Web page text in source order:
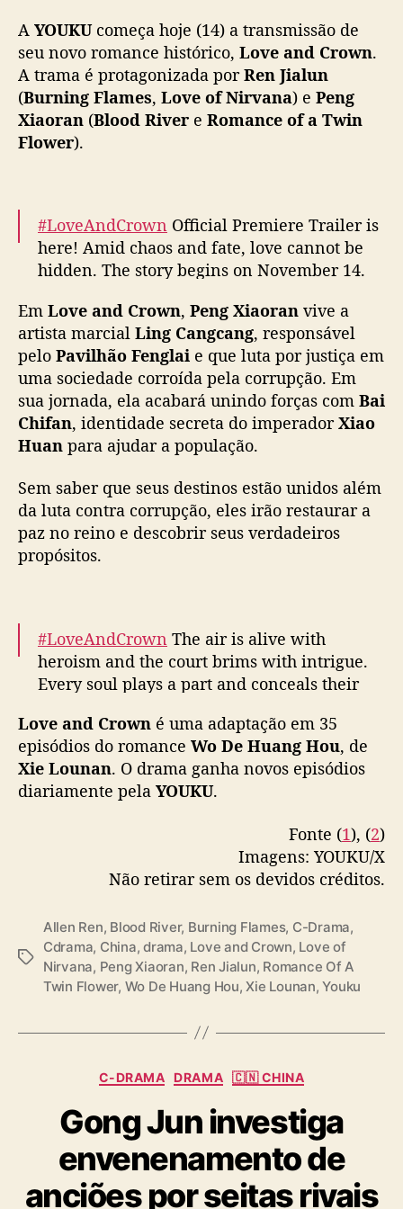
X
i
a
o
r
a
m
f
o
ç
s
c
o
n
t
u
a
s
d
a
d
c
o
r
a
e
n
C
o
w
n
”
A YOUKUcomeça hoje (14) a transmissão de
seu novo romance histórico, Love and Crown.
A trama é protagonizada porRen Jialun
(Burning Flames, Love of Nirvana) e Peng
Xiaoran (Blood River e Romance of a Twin
Flower).
#LoveAndCrown Official Premiere Trailer is
here! Amid chaos and fate, love cannot be
hidden. The story begins on November 14.
Lead Starring: Ling Cangcang#PengXiaoran
Lead Starring: Xiao Qianqing#ZhangYaoDu
Tingxin#EstelleChen Luo Xianxue…
pic.twitter.com/osiUMAlugh
— 优酷Youku (@YoukuOfficial)November 12,
2025
Em Love and Crown, Peng Xiaoran vive a
artista marcial Ling Cangcang, responsável
pelo Pavilhão Fenglai e que luta por justiça em
uma sociedade corroída pela corrupção. Em
sua jornada, ela acabará unindo forças com Bai
Chifan, identidade secreta do imperadorXiao
Huan para ajudar a população.
Sem saber que seus destinos estão unidos além
da luta contra corrupção, eles irão restaurar a
paz no reino e descobrir seus verdadeiros
propósitos.
#LoveAndCrown The air is alive with
heroism and the court brims with intrigue.
Every soul plays a part and conceals their
Lead Starring: Xiao Huan#AllenRen
Lead Starring: Ling Cangcang#PengXiaoran
Lead Starring: Xiao Qianqing#ZhangYaoDu
Tingxin#EstelleChenLuo…
— 优酷Youku (@YoukuOfficial)November 12,
Love and Crown é uma adaptação em 35
episódios do romance Wo De Huang Hou, de
Xie Lounan. O drama ganha novos episódios
diariamente pela YOUKU.
Fonte (1), (2)
Imagens: YOUKU/X
Não retirar sem os devidos créditos.
T
Allen Ren, Blood River, Burning Flames, C-Drama,
Cdrama, China,drama, Love and Crown, Love of
Nirvana, Peng Xiaoran, Ren Jialun, Romance Of A
Twin Flower, Wo De Huang Hou,Xie Lounan,Youku
C
t
e
g
o
r
C-DRAMA DRAMA 🇨🇳 CHINA
Gong Jun investiga
envenenamento de
anciões por seitas rivais